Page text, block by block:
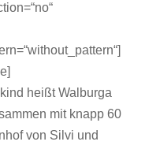
heißt Walburga
mit knapp 60
von Silvi und